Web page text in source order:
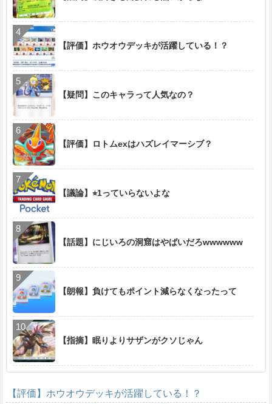
【評価】ホウオウデッキが活躍している！？
【疑問】このキャラって人気なの？
【評価】ロトムexはハズレイマーシブ？
【議論】⭐︎1っていらないよな
【話題】にじいろの洞窟はやばいだろwwwwww
【朗報】負けてもポイント減らなくなったって
【指摘】眠りよりサザンがクソじゃん
【評価】ホウオウデッキが活躍している！？